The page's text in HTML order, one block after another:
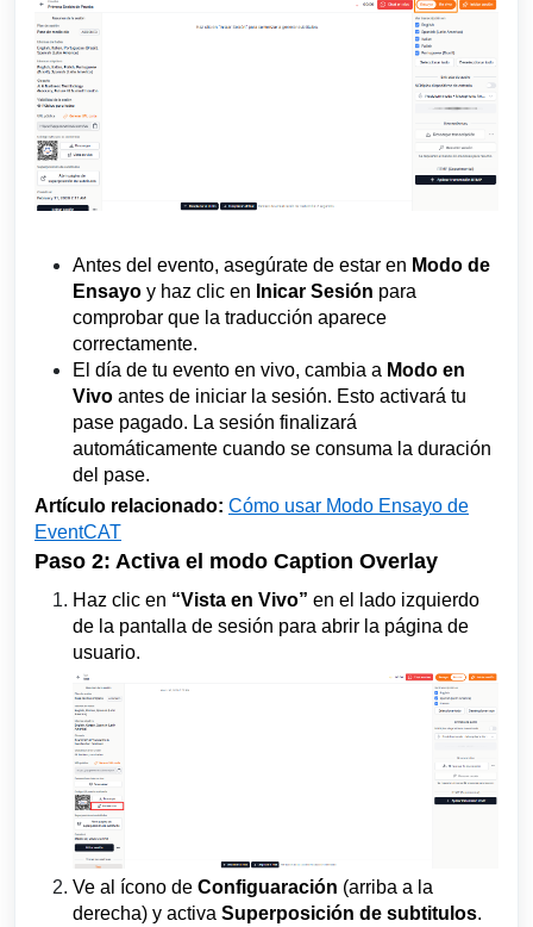
Antes del evento, asegúrate de estar en Modo de
Ensayo y haz clic en Inicar Sesión para
comprobar que la traducción aparece
correctamente.
El día de tu evento en vivo, cambia a Modo en
Vivo antes de iniciar la sesión. Esto activará tu
pase pagado. La sesión finalizará
automáticamente cuando se consuma la duración
del pase.
Artículo relacionado: Cómo usar Modo Ensayo de
EventCAT
Paso 2: Activa el modo Caption Overlay
Haz clic en “Vista en Vivo” en el lado izquierdo
de la pantalla de sesión para abrir la página de
usuario.
Ve al ícono de Configuaración (arriba a la
derecha) y activa Superposición de subtitulos.